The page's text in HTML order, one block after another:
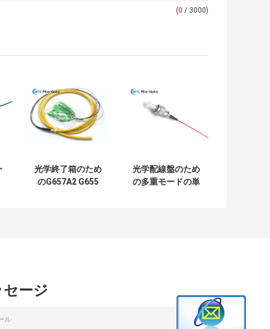
(0 / 3000)
光学終了箱のため
のG657A2 G655
光学配線盤のため
の多重モードの単
セージ